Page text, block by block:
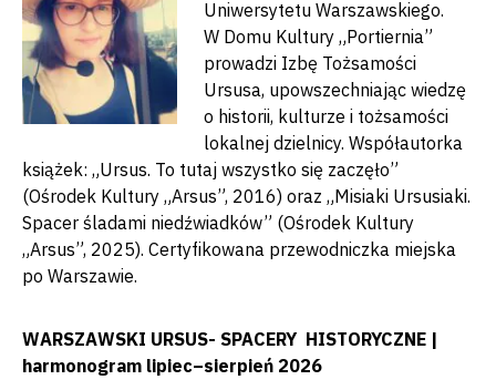
Uniwersytetu Warszawskiego.
W Domu Kultury „Portiernia”
prowadzi Izbę Tożsamości
Ursusa, upowszechniając wiedzę
o historii, kulturze i tożsamości
lokalnej dzielnicy. Współautorka
książek: „Ursus. To tutaj wszystko się zaczęło”
(Ośrodek Kultury „Arsus”, 2016) oraz „Misiaki Ursusiaki.
Spacer śladami niedźwiadków” (Ośrodek Kultury
„Arsus”, 2025). Certyfikowana przewodniczka miejska
po Warszawie.
WARSZAWSKI URSUS- SPACERY HISTORYCZNE |
harmonogram lipiec–sierpień 2026